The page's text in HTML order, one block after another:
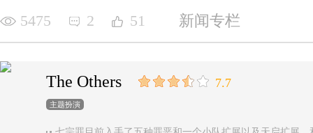
5475 2 51 新闻专栏
The Others 7.7
主题扮演